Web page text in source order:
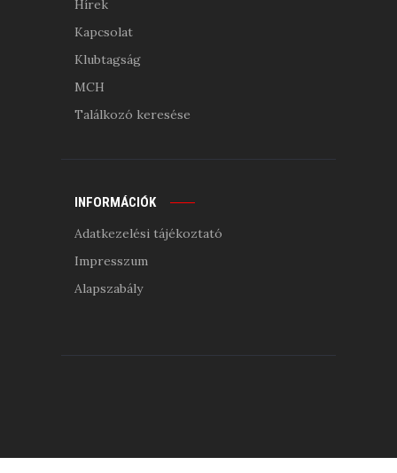
Hírek
Kapcsolat
Klubtagság
MCH
Találkozó keresése
INFORMÁCIÓK
Adatkezelési tájékoztató
Impresszum
Alapszabály